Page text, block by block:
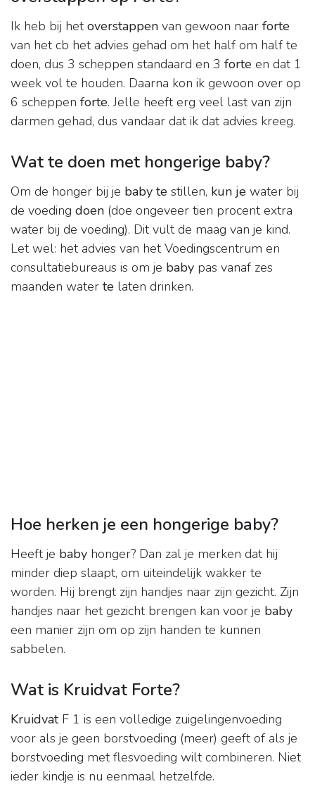
Ik heb bij hetoverstappen van gewoon naar forte
van het cb het advies gehad om het half om half te
doen, dus 3 scheppen standaard en 3 forte en dat 1
week vol te houden. Daarna kon ik gewoon over op
6 scheppen forte. Jelle heeft erg veel last van zijn
darmen gehad, dus vandaar dat ik dat advies kreeg.
Wat te doen met hongerige baby?
Om de honger bij je baby te stillen, kun je water bij
de voeding doen (doe ongeveer tien procent extra
water bij de voeding). Dit vult de maag van je kind.
Let wel: het advies van het Voedingscentrum en
consultatiebureaus is om je baby pas vanaf zes
maanden water te laten drinken.
Hoe herken je een hongerige baby?
Heeft je baby honger? Dan zal je merken dat hij
minder diep slaapt, om uiteindelijk wakker te
worden. Hij brengt zijn handjes naar zijn gezicht. Zijn
handjes naar het gezicht brengen kan voor je baby
een manier zijn om op zijn handen te kunnen
sabbelen.
Wat is Kruidvat Forte?
KruidvatF 1 is een volledige zuigelingenvoeding
voor als je geen borstvoeding (meer) geeft of als je
borstvoeding met flesvoeding wilt combineren. Niet
ieder kindje is nu eenmaal hetzelfde.